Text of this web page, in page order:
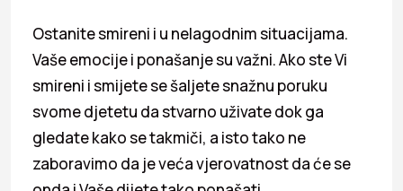
Ostanite smireni i u nelagodnim situacijama.
Vaše emocije i ponašanje su važni. Ako ste Vi
smireni i smijete se šaljete snažnu poruku
svome djetetu da stvarno uživate dok ga
gledate kako se takmiči, a isto tako ne
zaboravimo da je veća vjerovatnost da će se